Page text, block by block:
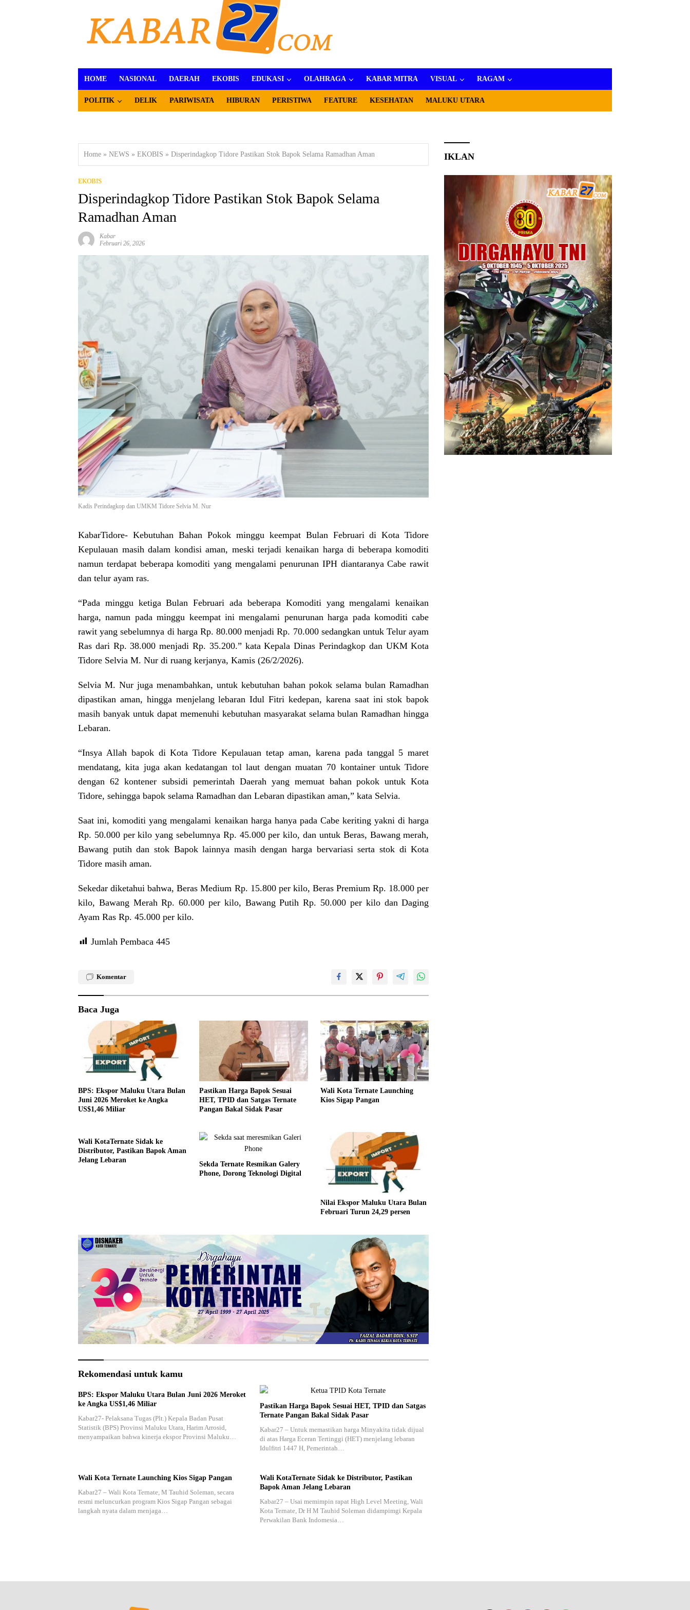
HOME NASIONAL DAERAH EKOBIS EDUKASI OLAHRAGA KABAR MITRA VISUAL RAGAM
POLITIK DELIK PARIWISATA HIBURAN PERISTIWA FEATURE KESEHATAN MALUKU UTARA
Home » NEWS » EKOBIS » Disperindagkop Tidore Pastikan Stok Bapok Selama Ramadhan Aman
EKOBIS
Disperindagkop Tidore Pastikan Stok Bapok Selama
Ramadhan Aman
Kabar
Februari 26, 2026
Kadis Perindagkop dan UMKM Tidore Selvia M. Nur
KabarTidore- Kebutuhan Bahan Pokok minggu keempat Bulan Februari di Kota Tidore
Kepulauan masih dalam kondisi aman, meski terjadi kenaikan harga di beberapa komoditi
namun terdapat beberapa komoditi yang mengalami penurunan IPH diantaranya Cabe rawit
dan telur ayam ras.
“Pada minggu ketiga Bulan Februari ada beberapa Komoditi yang mengalami kenaikan
harga, namun pada minggu keempat ini mengalami penurunan harga pada komoditi cabe
rawit yang sebelumnya di harga Rp. 80.000 menjadi Rp. 70.000 sedangkan untuk Telur ayam
Ras dari Rp. 38.000 menjadi Rp. 35.200.” kata Kepala Dinas Perindagkop dan UKM Kota
Tidore Selvia M. Nur di ruang kerjanya, Kamis (26/2/2026).
Selvia M. Nur juga menambahkan, untuk kebutuhan bahan pokok selama bulan Ramadhan
dipastikan aman, hingga menjelang lebaran Idul Fitri kedepan, karena saat ini stok bapok
masih banyak untuk dapat memenuhi kebutuhan masyarakat selama bulan Ramadhan hingga
Lebaran.
“Insya Allah bapok di Kota Tidore Kepulauan tetap aman, karena pada tanggal 5 maret
mendatang, kita juga akan kedatangan tol laut dengan muatan 70 kontainer untuk Tidore
dengan 62 kontener subsidi pemerintah Daerah yang memuat bahan pokok untuk Kota
Tidore, sehingga bapok selama Ramadhan dan Lebaran dipastikan aman,” kata Selvia.
Saat ini, komoditi yang mengalami kenaikan harga hanya pada Cabe keriting yakni di harga
Rp. 50.000 per kilo yang sebelumnya Rp. 45.000 per kilo, dan untuk Beras, Bawang merah,
Bawang putih dan stok Bapok lainnya masih dengan harga bervariasi serta stok di Kota
Tidore masih aman.
Sekedar diketahui bahwa, Beras Medium Rp. 15.800 per kilo, Beras Premium Rp. 18.000 per
kilo, Bawang Merah Rp. 60.000 per kilo, Bawang Putih Rp. 50.000 per kilo dan Daging
Ayam Ras Rp. 45.000 per kilo.
Jumlah Pembaca 445
Komentar
Baca Juga
BPS: Ekspor Maluku Utara Bulan
Juni 2026 Meroket ke Angka
US$1,46 Miliar
Pastikan Harga Bapok Sesuai
HET, TPID dan Satgas Ternate
Pangan Bakal Sidak Pasar
Wali Kota Ternate Launching
Kios Sigap Pangan
Wali KotaTernate Sidak ke
Distributor, Pastikan Bapok Aman
Jelang Lebaran
Sekda Ternate Resmikan Galery
Phone, Dorong Teknologi Digital
Nilai Ekspor Maluku Utara Bulan
Februari Turun 24,29 persen
Rekomendasi untuk kamu
BPS: Ekspor Maluku Utara Bulan Juni 2026 Meroket
ke Angka US$1,46 Miliar
Kabar27- Pelaksana Tugas (Plt.) Kepala Badan Pusat
Statistik (BPS) Provinsi Maluku Utara, Harim Arrosid,
menyampaikan bahwa kinerja ekspor Provinsi Maluku…
Pastikan Harga Bapok Sesuai HET, TPID dan Satgas
Ternate Pangan Bakal Sidak Pasar
Kabar27 – Untuk memastikan harga Minyakita tidak dijual
di atas Harga Eceran Tertinggi (HET) menjelang lebaran
Idulfitri 1447 H, Pemerintah…
Wali Kota Ternate Launching Kios Sigap Pangan
Kabar27 – Wali Kota Ternate, M Tauhid Soleman, secara
resmi meluncurkan program Kios Sigap Pangan sebagai
langkah nyata dalam menjaga…
Wali KotaTernate Sidak ke Distributor, Pastikan
Bapok Aman Jelang Lebaran
Kabar27 – Usai memimpin rapat High Level Meeting, Wali
Kota Ternate, Dr H M Tauhid Soleman didampimgi Kepala
Perwakilan Bank Indomesia…
IKLAN